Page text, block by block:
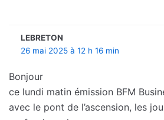
LEBRETON
26 mai 2025 à 12 h 16 min
Bonjour
ce lundi matin émission BFM
avec le pont de l’ascension, les